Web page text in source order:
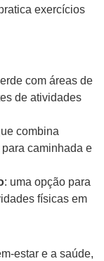
exercícios
com áreas de
de atividades
combina
caminhada e
: uma opção para
físicas em
estar e a saúde,